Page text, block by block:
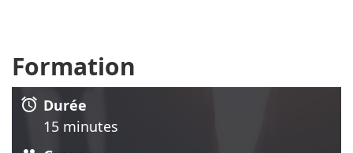
Formation
alarm Durée
15 minutes